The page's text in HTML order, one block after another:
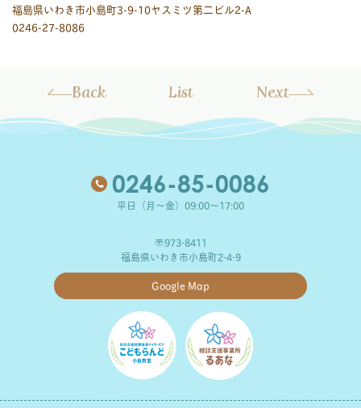
福島県いわき市小島町3-9-10ヤスミツ第二ビル2-A
0246-27-8086
Back List Next
0246-85-0086
平日（月～金）09:00～17:00
〒973-8411
福島県いわき市小島町2-4-9
Google Map